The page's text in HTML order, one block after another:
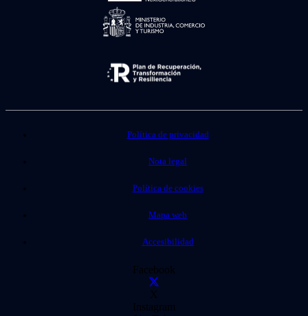
Política de privacidad
Nota legal
Política de cookies
Mapa web
Accesibilidad
Facebook
X
Instagram